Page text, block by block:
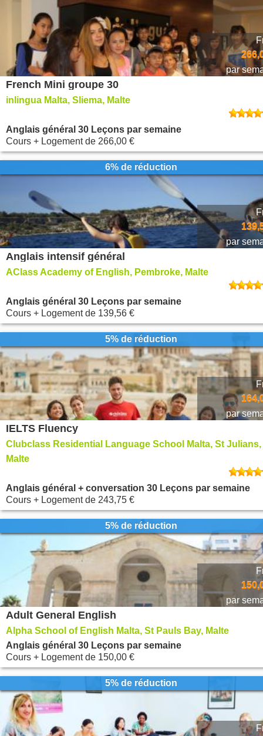
par
French Mini groupe 30
inlingua Malta, Sliema, Malte
Anglais général 30 Leçons par semaine
Cours + Logementde 266,00 €
6% de réduction
par
Anglais intensif général
AClass Academy of English, Pembroke, Malte
Anglais général 30 Leçons par semaine
Cours + Logementde 139,56 €
5% de réduction
par
IELTS Fluency
Clubclass Residential Language School Malta, St Julians,
Malte
Anglais général + conversation 30 Leçons par semaine
Cours + Logementde 243,75 €
5% de réduction
par
Adult General English
Alpha School of English Malta, St Pauls Bay, Malte
Anglais général 30 Leçons par semaine
Cours + Logementde 150,00 €
5% de réduction